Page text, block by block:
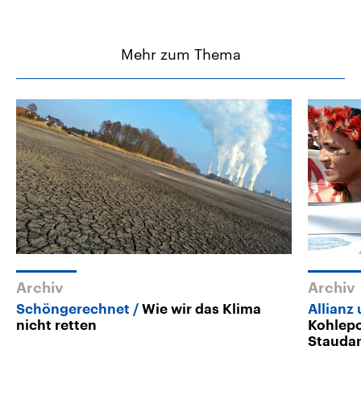
Mehr zum Thema
Archiv
Schöngerechnet
Wie wir das Klima
nicht retten
Archiv
Allianz